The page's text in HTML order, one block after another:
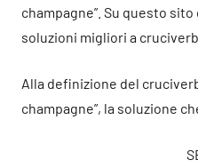
champagne”. Su questo
soluzioni migliori a
Alla definizione del
champagne”, la soluzione